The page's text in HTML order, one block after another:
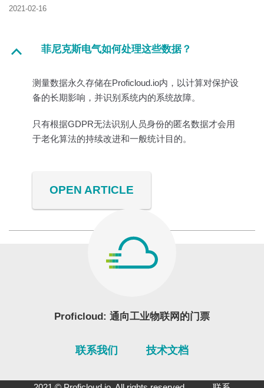
2021-02-16
B 菲尼克斯电气如何处理这些数据？
测量数据永久存储在Proficloud.io内，以计算对保护设
备的长期影响，并识别系统内的系统故障。
只有根据GDPR无法识别人员身份的匿名数据才会用
于老化算法的持续改进和一般统计目的。
OPEN ARTICLE
Proficloud: 通向工业物联网的门票
联系我们 技术文档